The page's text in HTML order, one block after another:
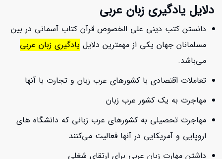
دلایل یادگیری زبان عربی
دانستن کتب دینی علی الخصوص قرآن کتاب آسمانی در بین
مسلمانان جهان یکی از مهمترین دلایل یادگیری زبان عربی
می‌باشد.
تعاملات اقتصادی با کشورهای عرب زبان و تجارت با آنها
مهاجرت به یک کشور عرب زبان
مهاجرت تحصیلی به کشورهای عرب زبانی که دانشگاه های
اروپایی و آمریکایی در آنها فعالیت می‌کنند
داشتن مهارت زبان عربی برای ارتقای شغلی